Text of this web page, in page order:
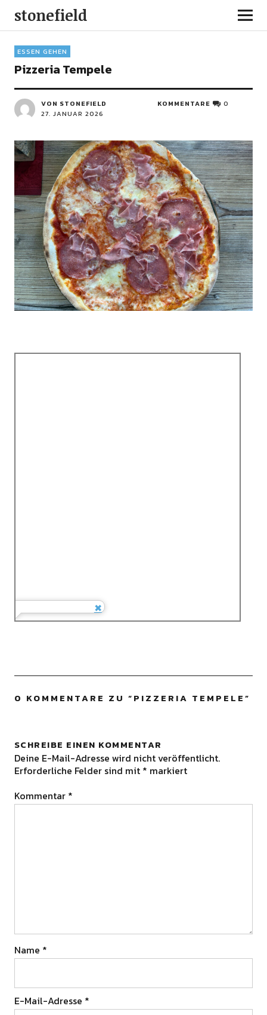
stonefield
ESSEN GEHEN
Pizzeria Tempele
VON STONEFIELD
27. JANUAR 2026
KOMMENTARE 0
0 KOMMENTARE ZU “PIZZERIA TEMPELE”
SCHREIBE EINEN KOMMENTAR
Deine E-Mail-Adresse wird nicht veröffentlicht.
Erforderliche Felder sind mit * markiert
Kommentar *
Name *
E-Mail-Adresse *